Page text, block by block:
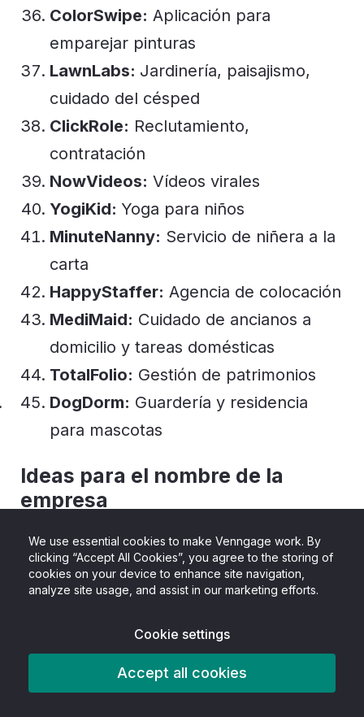
We use essential cookies to make Venngage work. By
clicking “Accept All Cookies”, you agree to the storing of
cookies on your device to enhance site navigation,
analyze site usage, and assist in our marketing efforts.
Cookie settings
Accept all cookies
ColorSwipe: Aplicación para
emparejar pinturas
LawnLabs: Jardinería, paisajismo,
cuidado del césped
ClickRole: Reclutamiento,
contratación
NowVideos: Vídeos virales
YogiKid: Yoga para niños
MinuteNanny: Servicio de niñera a la
carta
HappyStaffer: Agencia de colocación
MediMaid: Cuidado de ancianos a
domicilio y tareas domésticas
TotalFolio: Gestión de patrimonios
DogDorm: Guardería y residencia
para mascotas
Ideas para el nombre de la
empresa
Algunos nombres de empresa son memorables
porque son únicos. Aunque hoy todo el mundo
conoce Nike, cuando Phil Knight lanzó la marca
pronunciaba mal. A menudo, una palabra de
otro idioma o una palabra o frase inglesa
ligeramente cambiada puede ser la ganadora.